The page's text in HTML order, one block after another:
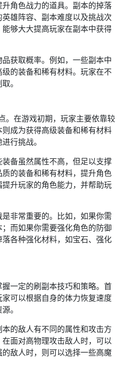
角色战力的道具。副本的掉落
雄阵容、副本难度以及挑战次
够大大提高玩家在副本中获得
获取概率。例如，一些副本中
的装备和稀有材料。玩家在不
。
。在游戏初期，玩家主要依靠较
成为获得高级装备和稀有材料
行挑战。
备虽然属性不高，但足以支撑
的装备和稀有材料，提升角色
升玩家的角色能力，并帮助玩
非常重要的。比如，如果你需
而如果你需要强化角色的防御
各种强化材料，如宝石、强化
一定的刷副本技巧和策略。首
可以根据自身的体力恢复速度
。
的敌人有不同的属性和攻击方
面对高物理攻击敌人时，可以
敌人时，则可以选择一些高魔